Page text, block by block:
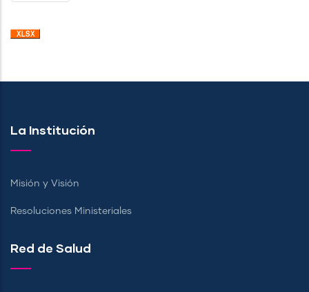
La Institución
Misión y Visión
Resoluciones Ministeriales
Red de Salud